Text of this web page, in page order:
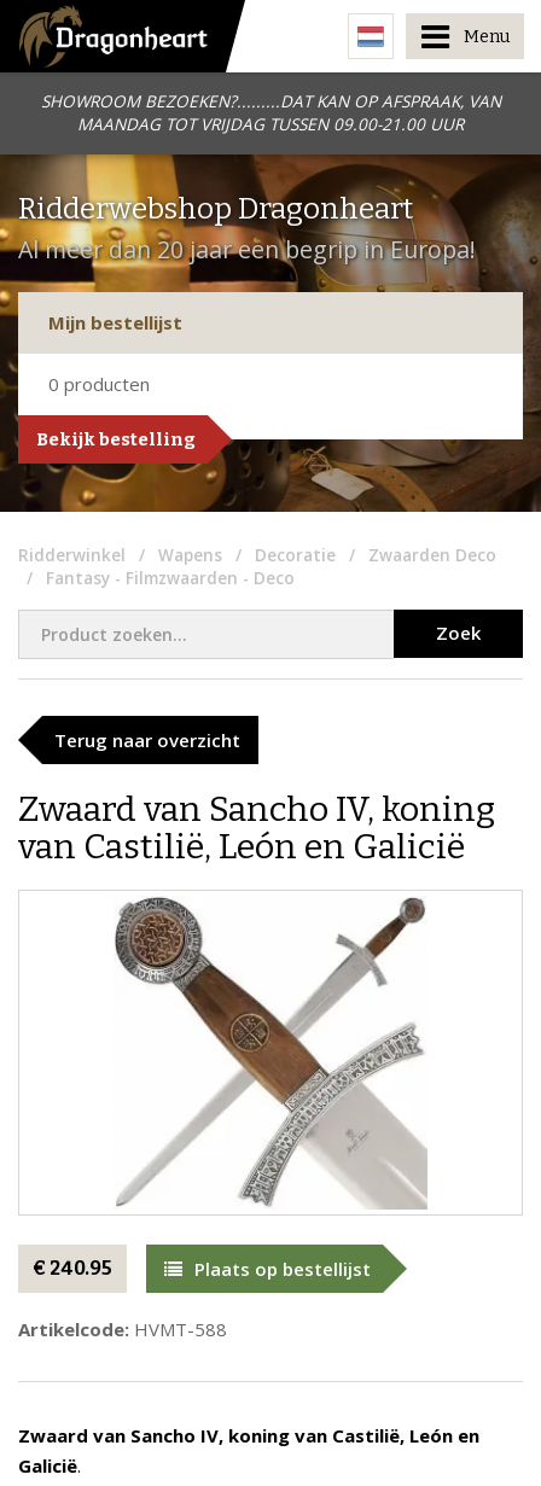
SHOWROOM BEZOEKEN?.........DAT KAN OP AFSPRAAK, VAN
MAANDAG TOT VRIJDAG TUSSEN 09.00-21.00 UUR
Menu
Ridderwebshop Dragonheart
Al meer dan 20 jaar een begrip in Europa!
Mijn bestellijst
0 producten
Bekijk bestelling
Ridderwinkel Wapens Decoratie
Zwaarden Deco
Fantasy - Filmzwaarden - Deco
Zoek
Terug naar overzicht
Zwaard van Sancho IV, koning
van Castilië, León en Galicië
€ 240.95 Plaats op bestellijst
Artikelcode: HVMT-588
Zwaard van Sancho IV, koning van Castilië, León en
Galicië.